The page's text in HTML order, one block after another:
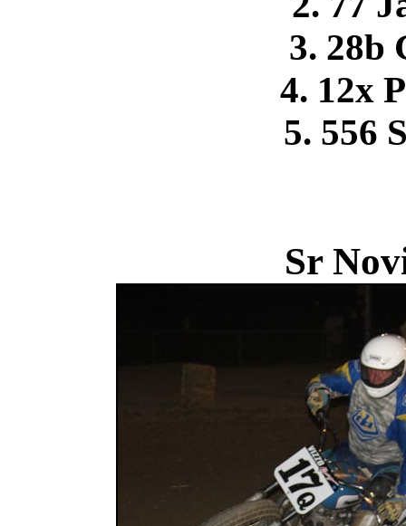
3. 28b
4. 12x
5. 556
Sr